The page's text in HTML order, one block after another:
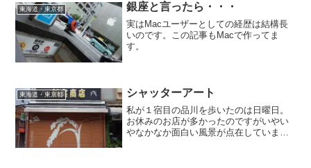
東海道・東京都 銀座と言ったら・・・
実はMacユーザーとしての経歴は結構長
いのです。この記事もMacで作ってま
す。
東海道・東京都 シャッターアート
私が１宿目の品川を歩いたのは日曜日。
お休みのお店が多かったのですがいやい
やなかなか面白い風景が点在していまし